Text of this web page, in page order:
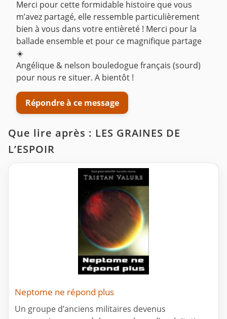
Merci pour cette formidable histoire que vous
m’avez partagé, elle ressemble particulièrement
bien à vous dans votre entièreté ! Merci pour la
ballade ensemble et pour ce magnifique partage
☀️
Angélique & nelson bouledogue français (sourd)
pour nous re situer. A bientôt !
Répondre à ce message
Que lire après : LES GRAINES DE
L’ESPOIR
Neptome ne répond plus
Un groupe d’anciens militaires devenus